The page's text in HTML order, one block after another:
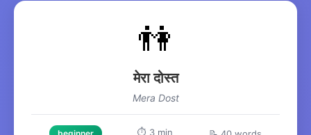
👫
मेरा दोस्त
Mera Dost
⏱️ 3 min